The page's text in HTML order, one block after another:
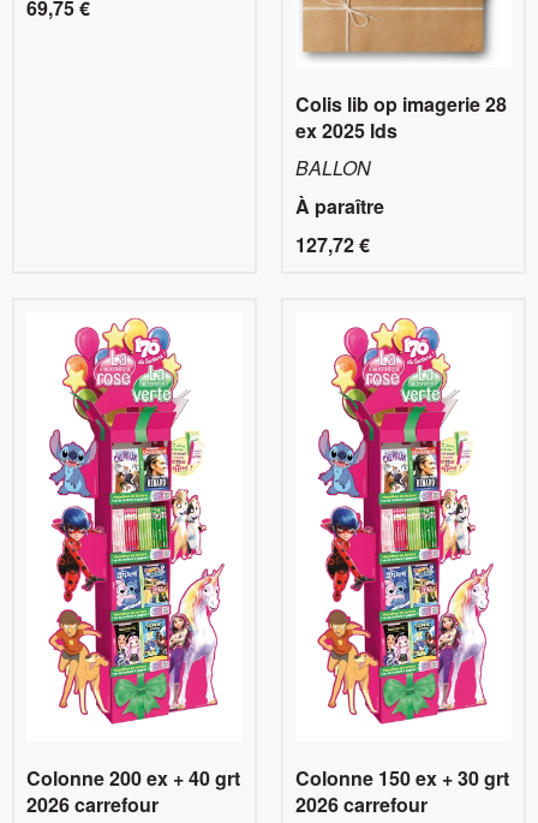
69,75 €
Colis lib op imagerie 28
ex 2025 lds
BALLON
À paraître
127,72 €
Colonne 200 ex + 40 grt
2026 carrefour
Colonne 150 ex + 30 grt
2026 carrefour